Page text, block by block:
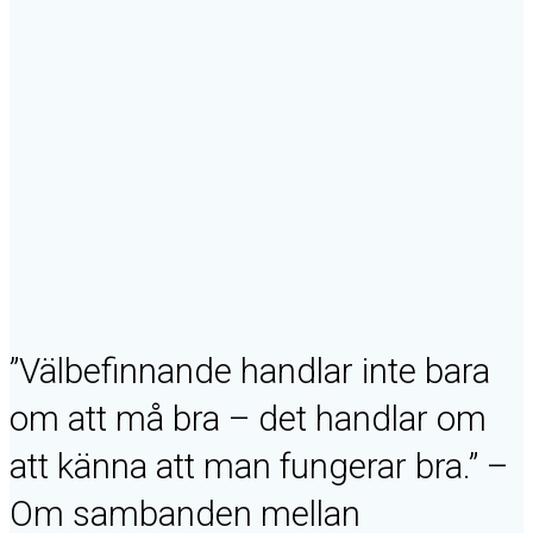
”Välbefinnande handlar inte bara
om att må bra – det handlar om
att känna att man fungerar bra.” –
Om sambanden mellan